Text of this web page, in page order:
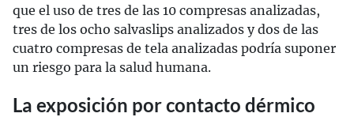
que el uso de tres de las 10 compresas analizadas,
tres de los ocho salvaslips analizados y dos de las
cuatro compresas de tela analizadas podría suponer
un riesgo para la salud humana.
La exposición por contacto dérmico